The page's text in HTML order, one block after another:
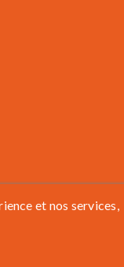
et nos services,